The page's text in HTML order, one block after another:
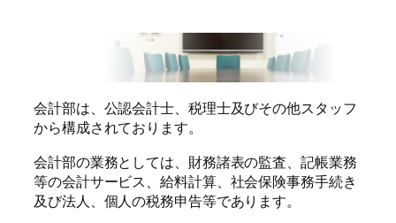
会計部は、公認会計士、税理士及びその他スタッフ
から構成されております。
会計部の業務としては、財務諸表の監査、記帳業務
等の会計サービス、給料計算、社会保険事務手続き
及び法人、個人の税務申告等であります。